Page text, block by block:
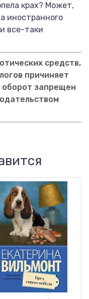
крах? Может,
иностранного
все-таки
средств,
причиняет
оборот запрещен